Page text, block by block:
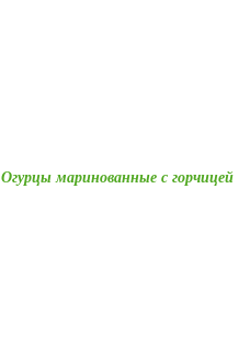
Огурцы маринованные с горчицей